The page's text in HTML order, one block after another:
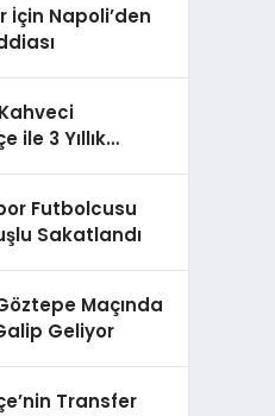
İçin Napoli’den
ile 3 Yıllık
Futbolcusu
Sakatlandı
Maçında
Geliyor
Transfer